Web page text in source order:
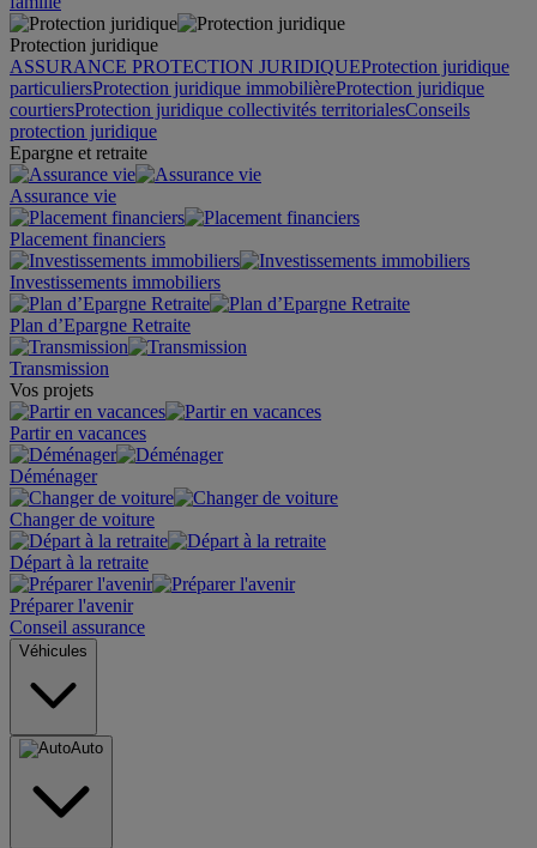
Protection juridique
ASSURANCE PROTECTION JURIDIQUEProtection juridique
particuliersProtection juridique immobilièreProtection juridique
courtiersProtection juridique collectivités territorialesConseils
protection juridique
Epargne et retraite
Assurance vie
Placement financiers
Investissements immobiliers
Plan d’Epargne Retraite
Transmission
Vos projets
Partir en vacances
Déménager
Changer de voiture
Départ à la retraite
Préparer l'avenir
Conseil assurance
Véhicules
Auto